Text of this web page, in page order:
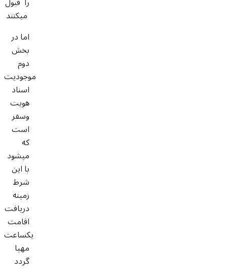
اما در
بخش
دوم
موجودیت
اسناد
هویت
وسفر
است
که
میشود
با این
شرط
زمینه
دریافت
اقامت
یکساعت
مهیا
گردد